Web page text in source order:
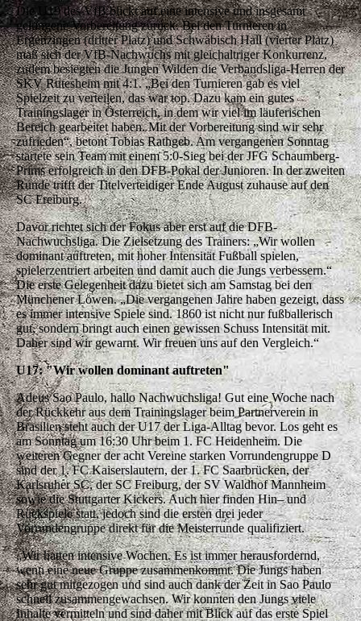
Die U19 des VfB blickt auf eine intensive und insgesamt
gelungene Vorbereitung zurück. Bei den Turnieren in
Ergenzingen (dritter Platz) und Schwäbisch Hall (vierter Platz)
maß sich der VfB-Nachwuchs mit gleichaltriger Konkurrenz,
zudem besiegten die Jungen Wilden die Verbandsliga-Herren der
SKV Rutesheim mit 4:1. „Bei den Turnieren gab es viel
Spielzeit zu verteilen, das war top. Dazu kam ein gutes
Trainingslager in Österreich, in dem wir viel im läuferischen
Bereich gearbeitet haben. Mit der Vorbereitung sind wir sehr
zufrieden“, betont Tobias Rathgeb. Am vergangenen Sonntag
startete sein Team mit einem 5:0-Sieg bei der JFG Schaumberg-
Prims erfolgreich in den DFB-Pokal der Junioren. In der zweiten
Runde trifft der Titelverteidiger Ende August zuhause auf den
SC Freiburg.
Davor richtet sich der Fokus aber erst auf die DFB-
Nachwuchsliga. Die Zielsetzung des Trainers: „Wir wollen
dominant auftreten, mit hoher Intensität Fußball spielen,
spielerzentriert arbeiten und damit auch die Jungs verbessern.“
Die erste Gelegenheit dazu bietet sich am Samstag bei den
Münchener Löwen. „Die vergangenen Jahre haben gezeigt, dass
es immer intensive Spiele sind. 1860 ist nicht nur fußballerisch
gut, sondern bringt auch einen gewissen Schuss Intensität mit.
Daher sind wir gewarnt. Wir freuen uns auf den Vergleich.“
U17: "Wir wollen dominant auftreten"
Adeus Sao Paulo, hallo Nachwuchsliga! Gut eine Woche nach
der Rückkehr aus dem Trainingslager beim Partnerverein in
Brasilien steht auch der U17 der Liga-Alltag bevor. Los geht es
am Sonntag um 16:30 Uhr beim 1. FC Heidenheim. Die
weiteren Gegner der acht Vereine starken Vorrundengruppe D
sind der 1. FC Kaiserslautern, der 1. FC Saarbrücken, der
Karlsruher SC, der SC Freiburg, der SV Waldhof Mannheim
sowie die Stuttgarter Kickers. Auch hier finden Hin– und
Rückspiele statt, jedoch sind die ersten drei jeder
Vorrundengruppe direkt für die Meisterrunde qualifiziert.
„Wir hatten intensive Wochen. Es ist immer herausfordernd,
wenn eine neue Gruppe zusammenkommt. Die Jungs haben
sehr gut mitgezogen und sind auch dank der Zeit in Sao Paulo
schnell zusammengewachsen. Wir konnten den Jungs viele
Inhalte vermitteln und sind daher mit Blick auf das erste Spiel